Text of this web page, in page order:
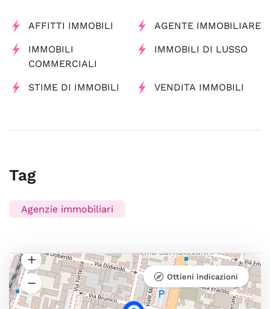
AFFITTI IMMOBILI AGENTE IMMOBILIARE
IMMOBILI
COMMERCIALI
IMMOBILI DI LUSSO
STIME DI IMMOBILI VENDITA IMMOBILI
Tag
Agenzie immobiliari
Ottieni indicazioni